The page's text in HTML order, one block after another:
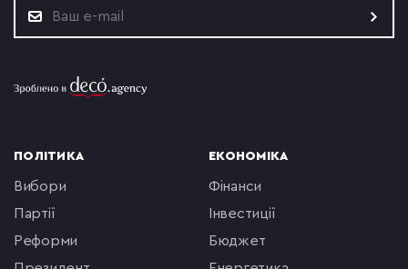
ПОЛІТИКА
вибори
партії
реформи
ЕКОНОМІКА
фінанси
інвестиції
бюджет